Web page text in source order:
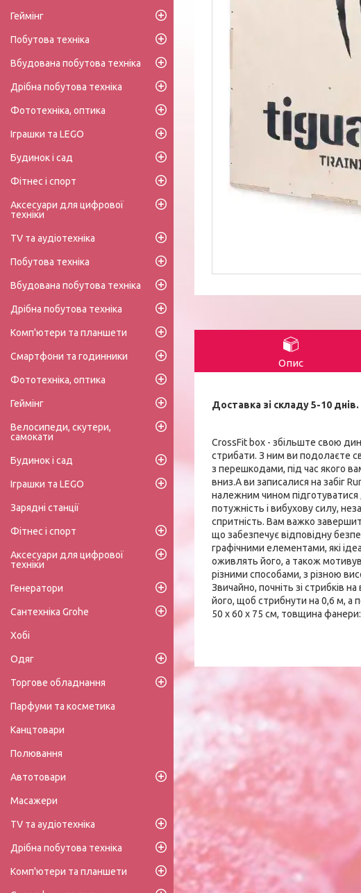
Опис
Доставка зі складу 5-10 днів.
CrossFit box - збільште свою
стрибати. З ним ви подолаєте
з перешкодами, під час якого
вниз.А ви записалися на забіг
належним чином
потужність і вибухову силу,
спритність. Вам важко
що забезпечує відповідну
графічними елементами, які
оживлять його, а також
різними способами, з різною
Звичайно, почніть зі стрибків
його, щоб стрибнути на 0,6 м, а
50 х 60 х 75 см, товщина фанери:
Геймінг
Побутова техніка
Вбудована побутова техніка
Дрібна побутова техніка
Фототехніка, оптика
Іграшки та LEGO
Будинок і сад
Фітнес і спорт
Аксесуари для цифрової
техніки
TV та аудіотехніка
Побутова техніка
Вбудована побутова техніка
Дрібна побутова техніка
Комп'ютери та планшети
Смартфони та годинники
Фототехніка, оптика
Геймінг
Велосипеди, скутери,
самокати
Будинок і сад
Іграшки та LEGO
Зарядні станції
Фітнес і спорт
Аксесуари для цифрової
техніки
Генератори
Сантехніка Grohe
Хобі
Одяг
Торгове обладнання
Парфуми та косметика
Канцтовари
Полювання
Автотовари
Масажери
TV та аудіотехніка
Дрібна побутова техніка
Комп'ютери та планшети